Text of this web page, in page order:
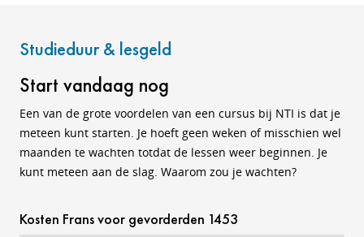
Studieduur & lesgeld
Start vandaag nog
Een van de grote voordelen van een cursus bij NTI is dat je
meteen kunt starten. Je hoeft geen weken of misschien wel
maanden te wachten totdat de lessen weer beginnen. Je
kunt meteen aan de slag. Waarom zou je wachten?
Kosten Frans voor gevorderden 1453